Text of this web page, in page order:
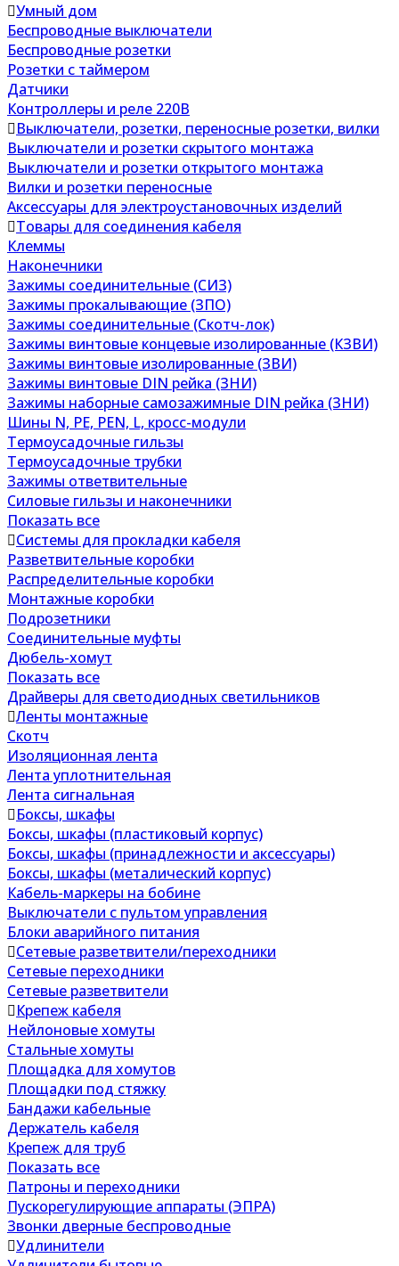
Умный дом
Беспроводные выключатели
Беспроводные розетки
Розетки с таймером
Датчики
Контроллеры и реле 220В
Выключатели, розетки, переносные розетки, вилки
Выключатели и розетки скрытого монтажа
Выключатели и розетки открытого монтажа
Вилки и розетки переносные
Аксессуары для электроустановочных изделий
Товары для соединения кабеля
Клеммы
Наконечники
Зажимы соединительные (СИЗ)
Зажимы прокалывающие (ЗПО)
Зажимы соединительные (Скотч-лок)
Зажимы винтовые концевые изолированные (КЗВИ)
Зажимы винтовые изолированные (ЗВИ)
Зажимы винтовые DIN рейка (ЗНИ)
Зажимы наборные самозажимные DIN рейка (ЗНИ)
Шины N, PE, PEN, L, кросс-модули
Термоусадочные гильзы
Термоусадочные трубки
Зажимы ответвительные
Силовые гильзы и наконечники
Показать все
Системы для прокладки кабеля
Разветвительные коробки
Распределительные коробки
Монтажные коробки
Подрозетники
Соединительные муфты
Дюбель-хомут
Показать все
Драйверы для светодиодных светильников
Ленты монтажные
Скотч
Изоляционная лента
Лента уплотнительная
Лента сигнальная
Боксы, шкафы
Боксы, шкафы (пластиковый корпус)
Боксы, шкафы (принадлежности и аксессуары)
Боксы, шкафы (металический корпус)
Кабель-маркеры на бобине
Выключатели с пультом управления
Блоки аварийного питания
Сетевые разветвители/переходники
Сетевые переходники
Сетевые разветвители
Крепеж кабеля
Нейлоновые хомуты
Стальные хомуты
Площадка для хомутов
Площадки под стяжку
Бандажи кабельные
Держатель кабеля
Крепеж для труб
Показать все
Патроны и переходники
Пускорегулирующие аппараты (ЭПРА)
Звонки дверные беспроводные
Удлинители